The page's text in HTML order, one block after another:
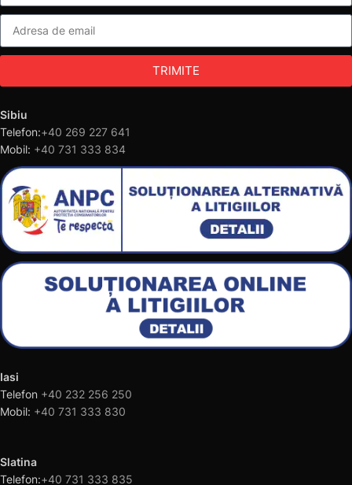
TRIMITE
Sibiu
Telefon:+40 269 227 641
Mobil: +40 731 333 834
Iasi
Telefon +40 232 256 250
Mobil: +40 731 333 830
Slatina
Telefon:+40 731 333 835